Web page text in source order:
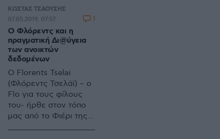
πλατφόρμας Δι@ύγεια
ήταν ένα πρώτο
αποφασιστικό βήμα
προς την κατεύθυνση
της διαφάνειας των
δημοσίων υποθέσεων
και της λογοδοσίας
των εκπροσώπων της
κυβερνητικής
εξουσίας αλλά μέχρι
εκεί – στη συνέχεια,
ΚΩΣΤΑΣ ΤΣΑΟΥΣΗΣ
Ο Φλόρεντς και η
πραγματική Δι@ύγεια
των ανοικτών
δεδομένων
O Florents Tselai
(Φλόρεντς Τσελάϊ) – o
Flo για τους φίλους
του- ήρθε στον τόπο
μας από το Φιέρι της
07.05.2019, 07:57 1